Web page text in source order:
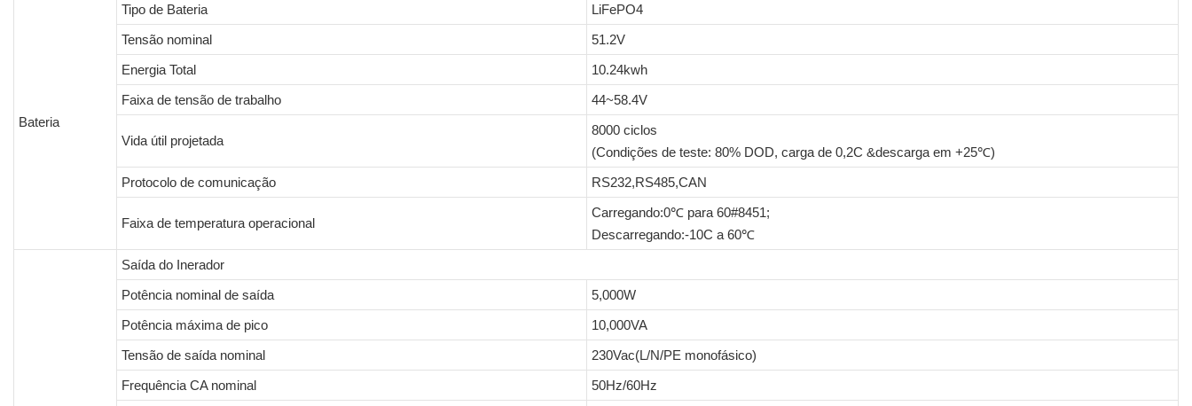
Bateria
Tipo de Bateria
LiFePO4
Tensão nominal
51.2V
Energia Total
10.24kwh
Faixa de tensão de trabalho
44~58.4V
Vida útil projetada
8000 ciclos
(Condições de teste: 80% DOD, carga de 0,2C &descarga em +25℃)
Protocolo de comunicação
RS232,RS485,CAN
Faixa de temperatura operacional
Carregando:0℃ para 60#8451;
Descarregando:-10C a 60℃
Saída do Inerador
Potência nominal de saída
5,000W
Potência máxima de pico
10,000VA
Tensão de saída nominal
230Vac(L/N/PE monofásico)
Frequência CA nominal
50Hz/60Hz